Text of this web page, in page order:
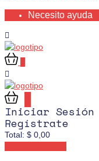
Necesito ayuda
Iniciar Sesión
Regístrate
Total: $ 0,00